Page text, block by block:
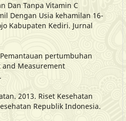
Dan Tanpa Vitamin C
Dengan Usia kehamilan 16-
Kabupaten Kediri. Jurnal
pertumbuhan
and Measurement
2013. Riset Kesehatan
Republik Indonesia.